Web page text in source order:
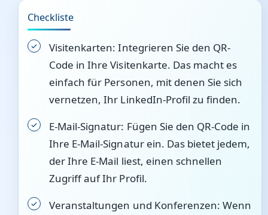
Checkliste
Visitenkarten: Integrieren Sie den QR-
Code in Ihre Visitenkarte. Das macht es
einfach für Personen, mit denen Sie sich
vernetzen, Ihr LinkedIn-Profil zu finden.
E-Mail-Signatur: Fügen Sie den QR-Code in
Ihre E-Mail-Signatur ein. Das bietet jedem,
der Ihre E-Mail liest, einen schnellen
Zugriff auf Ihr Profil.
Veranstaltungen und Konferenzen: Wenn